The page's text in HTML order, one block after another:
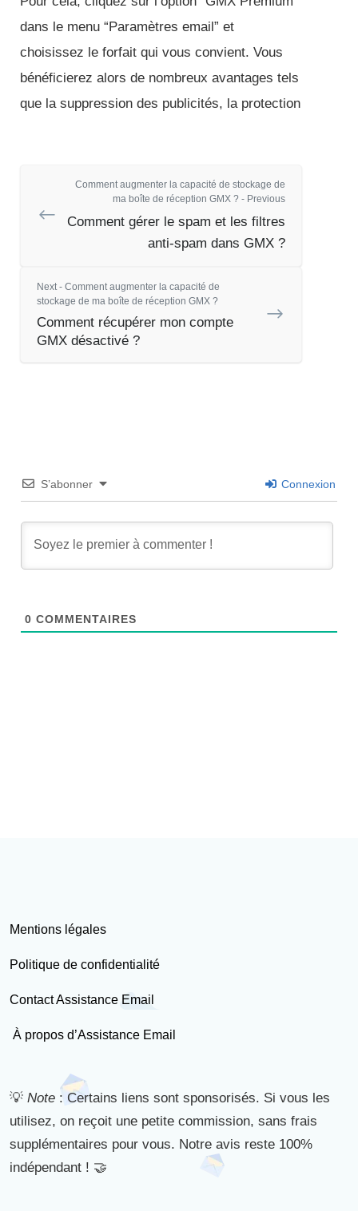
dans le menu “Paramètres email” et
choisissez le forfait qui vous convient. Vous
bénéficierez alors de nombreux avantages tels
que la suppression des publicités, la protection
Comment augmenter la capacité de stockage de
ma boîte de réception GMX ? - Previous
Comment gérer le spam et les filtres
anti-spam dans GMX ?
Next - Comment augmenter la capacité de
stockage de ma boîte de réception GMX ?
Comment récupérer mon compte
GMX désactivé ?
S’abonner Connexion
0 COMMENTAIRES
Mentions légales
Politique de confidentialité
Contact Assistance Email
À propos d’Assistance Email
💡 Note : Certains liens sont sponsorisés. Si vous les
utilisez, on reçoit une petite commission, sans frais
supplémentaires pour vous. Notre avis reste 100%
indépendant ! 🤝